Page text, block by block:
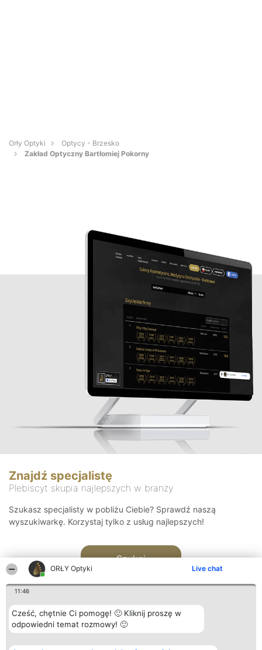
ORŁY Optyki Live chat
11:46
Cześć, chętnie Ci pomogę! 🙂 Kliknij proszę w
odpowiedni temat rozmowy! 🙂
Orły Optyki
Optycy - Brzesko
Zakład Optyczny Bartłomiej Pokorny
Znajdź specjalistę
Plebiscyt skupia najlepszych w branży
Szukasz specjalisty w pobliżu Ciebie? Sprawdź naszą
wyszukiwarkę. Korzystaj tylko z usług najlepszych!
Szukaj
Organizator plebiscytu Plebiscyt Kontakt